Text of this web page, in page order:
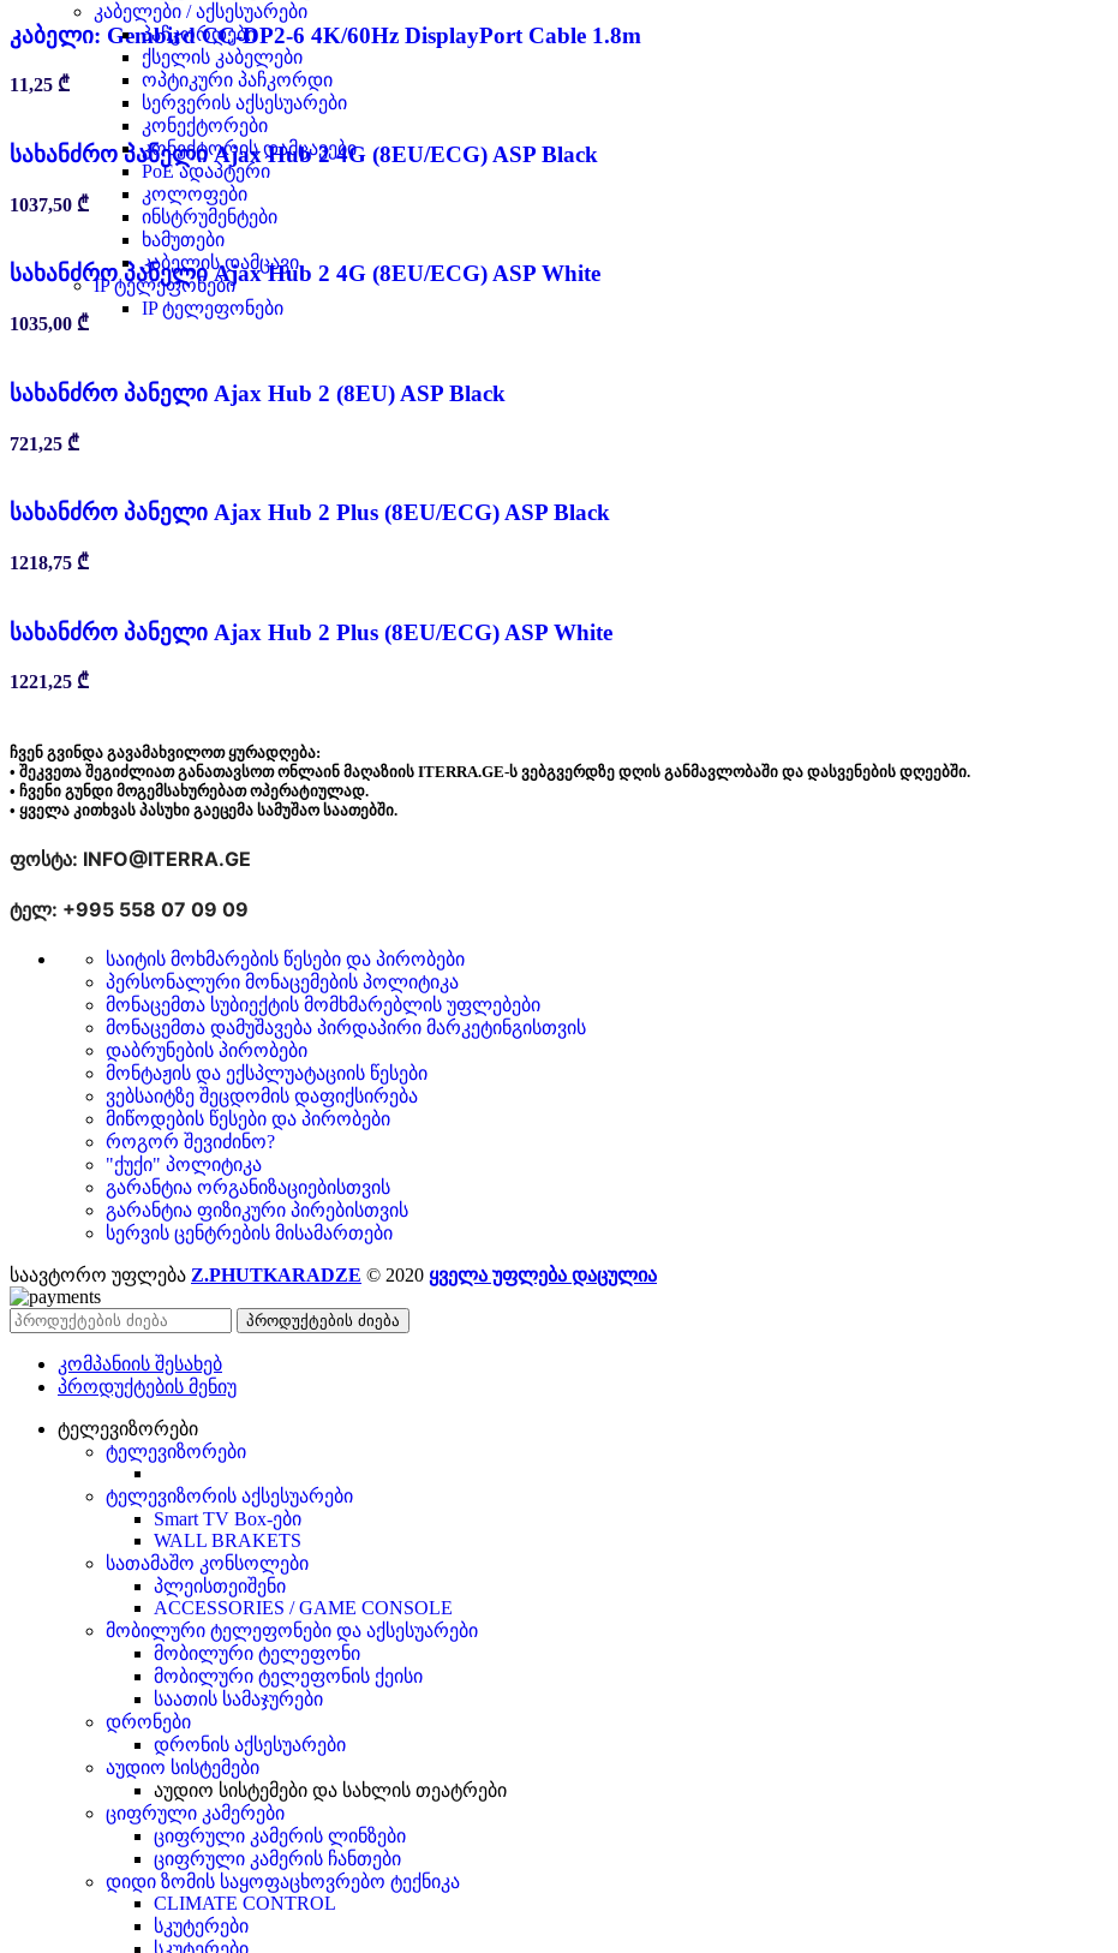
კაბელები / აქსესუარები
პაჩკორდები
ქსელის კაბელები
ოპტიკური პაჩკორდი
სერვერის აქსესუარები
კონექტორები
კონექტორის დამცავები
PoE ადაპტერი
კოლოფები
ინსტრუმენტები
ხამუთები
კაბელის დამცავი
IP ტელეფონები
IP ტელეფონები
კაბელი: Gembird CC-DP2-6 4K/60Hz DisplayPort Cable 1.8m
11,25 ₾
სახანძრო პანელი Ajax Hub 2 4G (8EU/ECG) ASP Black
1037,50 ₾
სახანძრო პანელი Ajax Hub 2 4G (8EU/ECG) ASP White
1035,00 ₾
სახანძრო პანელი Ajax Hub 2 (8EU) ASP Black
721,25 ₾
სახანძრო პანელი Ajax Hub 2 Plus (8EU/ECG) ASP Black
1218,75 ₾
სახანძრო პანელი Ajax Hub 2 Plus (8EU/ECG) ASP White
1221,25 ₾
ჩვენ გვინდა გავამახვილოთ ყურადღება:
• შეკვეთა შეგიძლიათ განათავსოთ ონლაინ მაღაზიის ITERRA.GE-ს ვებგვერდზე დღის განმავლობაში და დასვენების დღეებში.
• ჩვენი გუნდი მოგემსახურებათ ოპერატიულად.
• ყველა კითხვას პასუხი გაეცემა სამუშაო საათებში.
ფოსტა: INFO@ITERRA.GE
ტელ: +995 558 07 09 09
საიტის მოხმარების წესები და პირობები
პერსონალური მონაცემების პოლიტიკა
მონაცემთა სუბიექტის მომხმარებლის უფლებები
მონაცემთა დამუშავება პირდაპირი მარკეტინგისთვის
დაბრუნების პირობები
მონტაჟის და ექსპლუატაციის წესები
ვებსაიტზე შეცდომის დაფიქსირება
მიწოდების წესები და პირობები
როგორ შევიძინო?
"ქუქი" პოლიტიკა
გარანტია ორგანიზაციებისთვის
გარანტია ფიზიკური პირებისთვის
სერვის ცენტრების მისამართები
საავტორო უფლება Z.PHUTKARADZE © 2020 ყველა უფლება დაცულია
პროდუქტების ძიება
კომპანიის შესახებ
პროდუქტების მენიუ
ტელევიზორები
ტელევიზორები
ტელევიზორის აქსესუარები
Smart TV Box-ები
WALL BRAKETS
სათამაშო კონსოლები
პლეისთეიშენი
ACCESSORIES / GAME CONSOLE
მობილური ტელეფონები და აქსესუარები
მობილური ტელეფონი
მობილური ტელეფონის ქეისი
საათის სამაჯურები
დრონები
დრონის აქსესუარები
აუდიო სისტემები
აუდიო სისტემები და სახლის თეატრები
ციფრული კამერები
ციფრული კამერის ლინზები
ციფრული კამერის ჩანთები
დიდი ზომის საყოფაცხოვრებო ტექნიკა
CLIMATE CONTROL
სკუტერები